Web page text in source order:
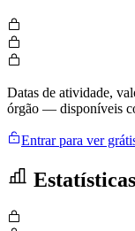
Datas de atividade,
órgão — disponíveis
Entrar para ver
Estatísticas